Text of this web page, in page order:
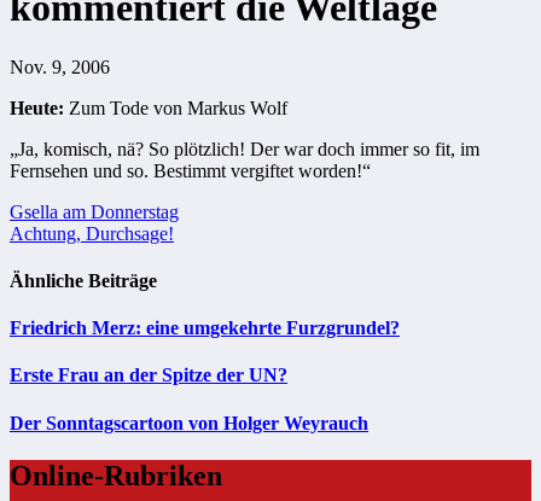
Nov. 9, 2006
Heute: Zum Tode von Markus Wolf
„Ja, komisch, nä? So plötzlich! Der war doch immer so fit, im
Fernsehen und so. Bestimmt vergiftet worden!“
Beitragsnavigation
Gsella am Donnerstag
Achtung, Durchsage!
Ähnliche Beiträge
Friedrich Merz: eine umgekehrte Furzgrundel?
Erste Frau an der Spitze der UN?
Der Sonntagscartoon von Holger Weyrauch
Online-Rubriken